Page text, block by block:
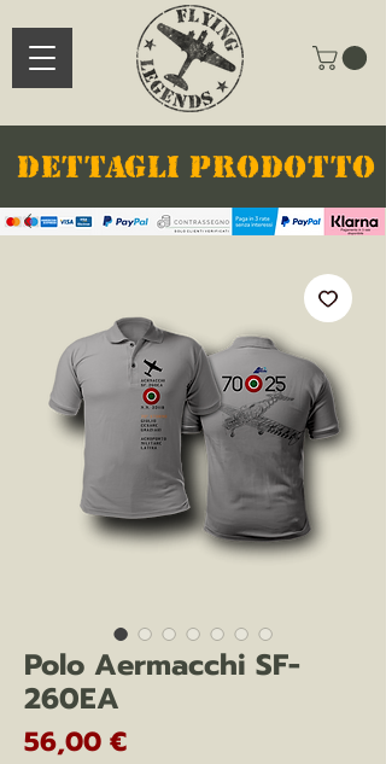
DETTAGLI PRODOTTO
Polo Aermacchi SF-
260EA
56,00 €Prezzo